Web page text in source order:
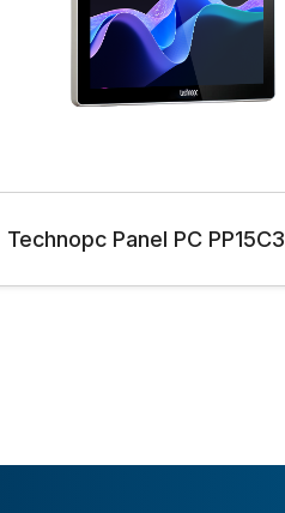
Technopc Panel PC PP15C3